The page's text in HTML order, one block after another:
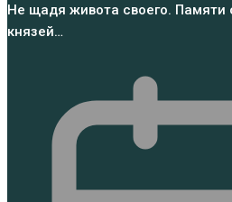
Не щадя живота своего. Памяти
князей…